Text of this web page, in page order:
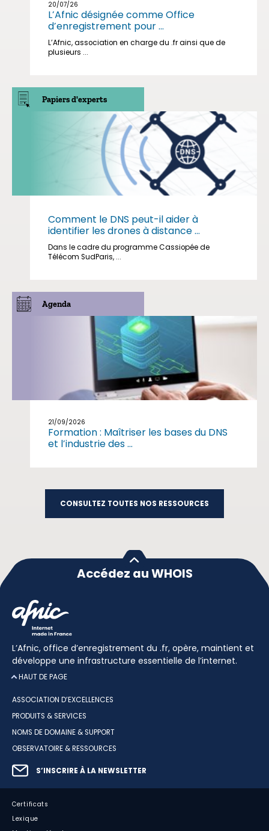
20/07/26
L’Afnic désignée comme Office
d’enregistrement pour ...
L’Afnic, association en charge du .fr ainsi que de
plusieurs ...
Papiers d'experts
Comment le DNS peut-il aider à
identifier les drones à distance ...
Dans le cadre du programme Cassiopée de
Télécom SudParis, ...
Agenda
21/09/2026
Formation : Maîtriser les bases du DNS
et l’industrie des ...
CONSULTEZ TOUTES NOS RESSOURCES
Accédez au WHOIS
L’Afnic, office d’enregistrement du .fr, opère, maintient et
développe une infrastructure essentielle de l’internet.
HAUT DE PAGE
ASSOCIATION D’EXCELLENCES
PRODUITS & SERVICES
NOMS DE DOMAINE & SUPPORT
OBSERVATOIRE & RESSOURCES
S’INSCRIRE À LA NEWSLETTER
Certificats
Lexique